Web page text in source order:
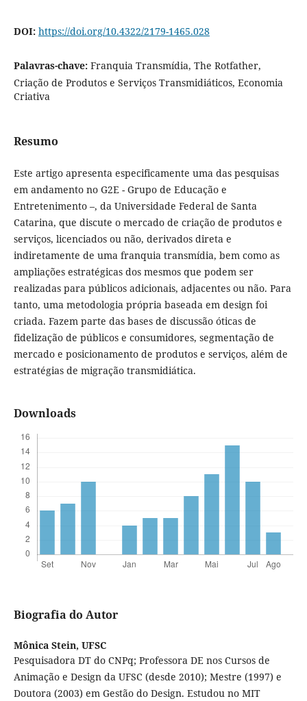
DOI: https://doi.org/10.4322/2179-1465.028
Palavras-chave: Franquia Transmídia, The Rotfather,
Criação de Produtos e Serviços Transmidiáticos, Economia
Criativa
Resumo
Este artigo apresenta especificamente uma das pesquisas
em andamento no G2E - Grupo de Educação e
Entretenimento –, da Universidade Federal de Santa
Catarina, que discute o mercado de criação de produtos e
serviços, licenciados ou não, derivados direta e
indiretamente de uma franquia transmídia, bem como as
ampliações estratégicas dos mesmos que podem ser
realizadas para públicos adicionais, adjacentes ou não. Para
tanto, uma metodologia própria baseada em design foi
criada. Fazem parte das bases de discussão óticas de
fidelização de públicos e consumidores, segmentação de
mercado e posicionamento de produtos e serviços, além de
estratégias de migração transmidiática.
Downloads
Biografia do Autor
Mônica Stein, UFSC
Pesquisadora DT do CNPq; Professora DE nos Cursos de
Animação e Design da UFSC (desde 2010); Mestre (1997) e
Doutora (2003) em Gestão do Design. Estudou no MIT